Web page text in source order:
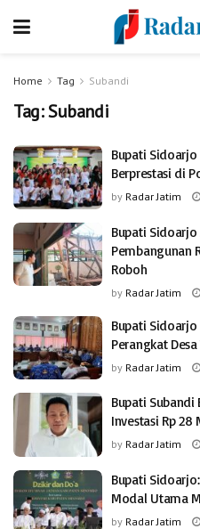
Home Tag Subandi
Tag:Subandi
Bupati Sidoarjo
Berprestasi di
by Radar Jatim
Bupati
Pembangunan
Roboh
by Radar Jatim
Bupati Sidoarjo
Perangkat
by Radar Jatim
Bupati Subandi
Investasi Rp 28
by Radar Jatim
Bupati
Modal Utama
by Radar Jatim